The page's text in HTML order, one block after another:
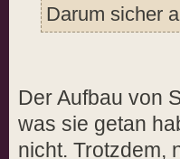
Darum sicher
Der Aufbau von
was sie getan
nicht. Trotzdem,